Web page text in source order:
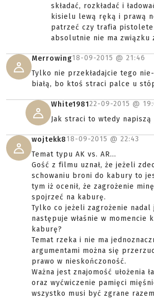
składać, rozkładać i
kisielu lewą ręką i prawą
patrzeć czy trafia
absolutnie nie ma związku
Merrowing18-09-2015 @ 21:46
Tylko nie przekładajcie tego
białą, bo ktoś straci palce u
White198122-09-2015 @
Jak straci to wtedy napiszą
wojtekk818-09-2015 @ 22:43
Temat typu AK vs. AR...
Gość z filmu uznał, że jeżeli
schowaniu broni do kabury to
tym iż ocenił, że zagrożenie
spojrzeć na kaburę.
Tylko co jeżeli zagrożenie
następuje właśnie w momencie
kaburę?
Temat rzeka i nie ma
argumentami można się
prawo w nieskończoność.
Ważna jest znajomość ułożenia
oraz wyćwiczenie pamięci
wszystko musi być zgrane